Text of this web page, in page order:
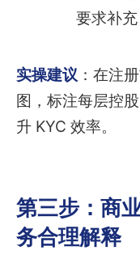
要求补充
实操建议 ：在注
图，标注每层控
升 KYC 效率。
第三步：商
务合理解释